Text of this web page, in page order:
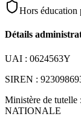
Hors éducation
Détails
UAI : 0624563Y
SIREN :
Ministère de tutelle :
NATIONALE